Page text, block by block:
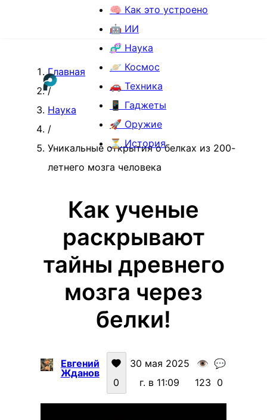
🧠 Как это устроено
🤖 ИИ
🧬 Наука
🪐 Космос
🚗 Техника
📱 Гаджеты
🚀 Оружие
⏳ История
Главная
/
Наука
/
Уникальные открытия о белках из 200-
летнего мозга человека
Как ученые
раскрывают
тайны древнего
мозга через
белки!
Евгений
Жданов
0
30 мая 2025
г. в 11:09
👁️
123
💬
0